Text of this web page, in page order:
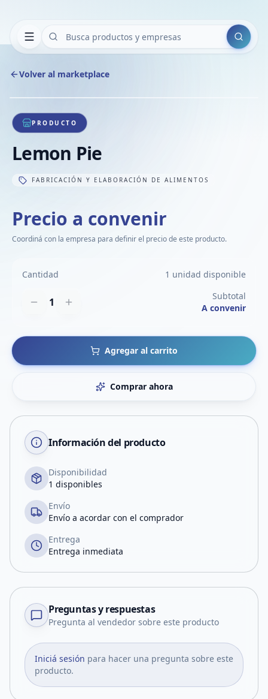
Buscar
Volver al marketplace
1/1
PRODUCTO
Lemon Pie
FABRICACIÓN Y ELABORACIÓN DE ALIMENTOS
Precio a convenir
Coordiná con la empresa para definir el precio de este producto.
Cantidad 1 unidad disponible
1
Subtotal
A convenir
Agregar al carrito
Comprar ahora
Información del producto
Disponibilidad
1 disponibles
Envío
Envío a acordar con el comprador
Entrega
Entrega inmediata
Preguntas y respuestas
Pregunta al vendedor sobre este producto
Iniciá sesión para hacer una pregunta sobre este
producto.